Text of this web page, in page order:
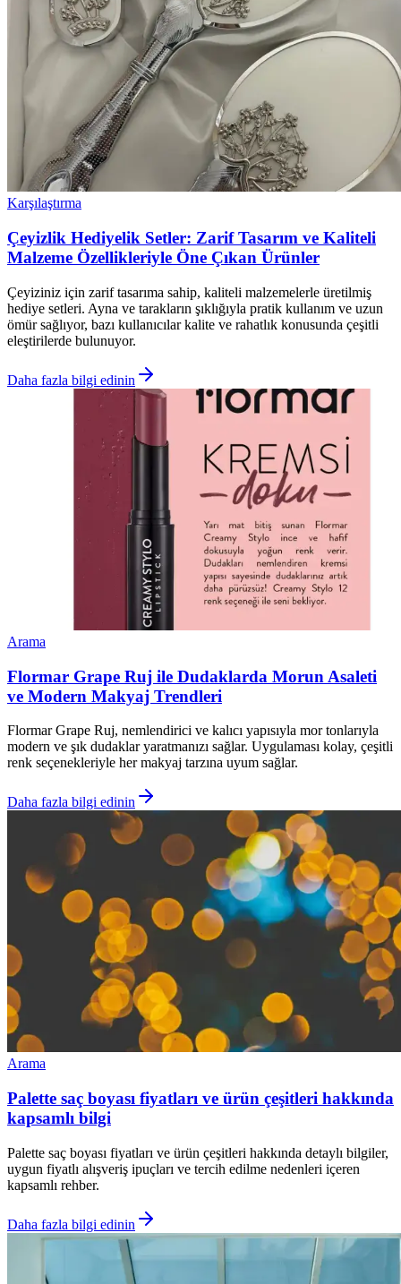
Karşılaştırma
Çeyizlik Hediyelik Setler: Zarif Tasarım ve Kaliteli
Malzeme Özellikleriyle Öne Çıkan Ürünler
Çeyiziniz için zarif tasarıma sahip, kaliteli malzemelerle üretilmiş
hediye setleri. Ayna ve tarakların şıklığıyla pratik kullanım ve uzun
ömür sağlıyor, bazı kullanıcılar kalite ve rahatlık konusunda çeşitli
eleştirilerde bulunuyor.
Daha fazla bilgi edinin
Arama
Flormar Grape Ruj ile Dudaklarda Morun Asaleti
ve Modern Makyaj Trendleri
Flormar Grape Ruj, nemlendirici ve kalıcı yapısıyla mor tonlarıyla
modern ve şık dudaklar yaratmanızı sağlar. Uygulaması kolay, çeşitli
renk seçenekleriyle her makyaj tarzına uyum sağlar.
Daha fazla bilgi edinin
Arama
Palette saç boyası fiyatları ve ürün çeşitleri hakkında
kapsamlı bilgi
Palette saç boyası fiyatları ve ürün çeşitleri hakkında detaylı bilgiler,
uygun fiyatlı alışveriş ipuçları ve tercih edilme nedenleri içeren
kapsamlı rehber.
Daha fazla bilgi edinin